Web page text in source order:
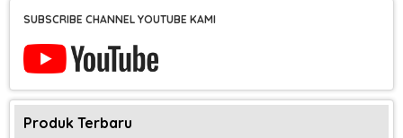
SUBSCRIBE CHANNEL YOUTUBE KAMI
Produk Terbaru